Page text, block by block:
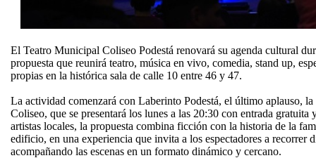
El Teatro Municipal Coliseo Podestá renovará su agenda cultural
propuesta que reunirá teatro, música en vivo, comedia, stand up,
propias en la histórica sala de calle 10 entre 46 y 47.
La actividad comenzará con Laberinto Podestá, el último aplauso,
Coliseo, que se presentará los lunes a las 20:30 con entrada
artistas locales, la propuesta combina ficción con la historia de la
edificio, en una experiencia que invita a los espectadores a recorrer
acompañando las escenas en un formato dinámico y cercano.